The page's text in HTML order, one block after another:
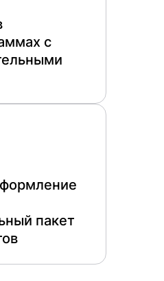
с
пакет